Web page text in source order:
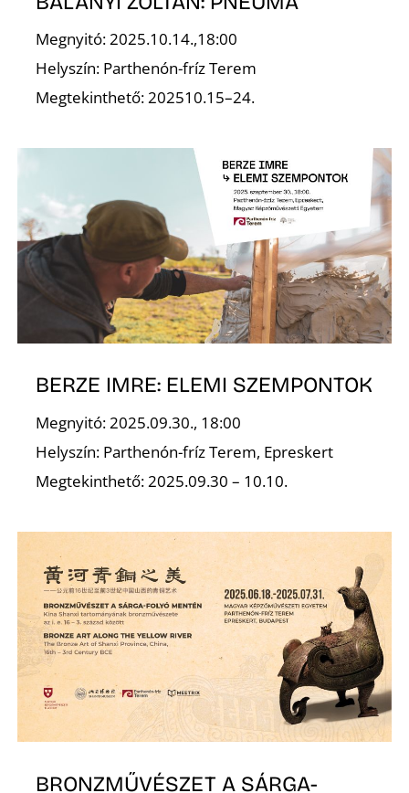
Megnyitó: 2025.10.14.,18:00
Helyszín: Parthenón-fríz Terem
Megtekinthető: 202510.15–24.
BERZE IMRE: ELEMI SZEMPONTOK
Megnyitó: 2025.09.30., 18:00
Helyszín: Parthenón-fríz Terem, Epreskert
Megtekinthető: 2025.09.30 – 10.10.
BRONZMŰVÉSZET A SÁRGA-